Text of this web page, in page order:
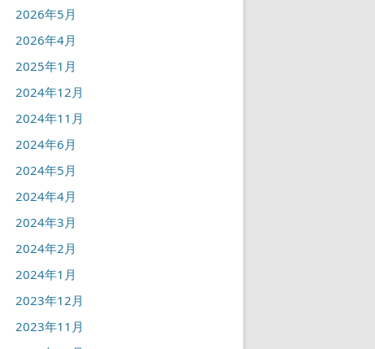
2026年5月
2026年4月
2025年1月
2024年12月
2024年11月
2024年6月
2024年5月
2024年4月
2024年3月
2024年2月
2024年1月
2023年12月
2023年11月